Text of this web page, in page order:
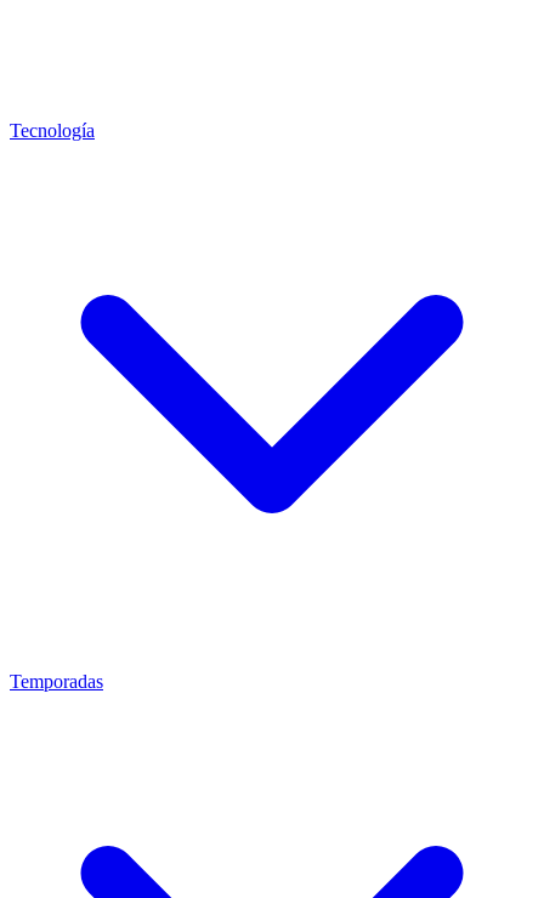
Tecnología
Temporadas